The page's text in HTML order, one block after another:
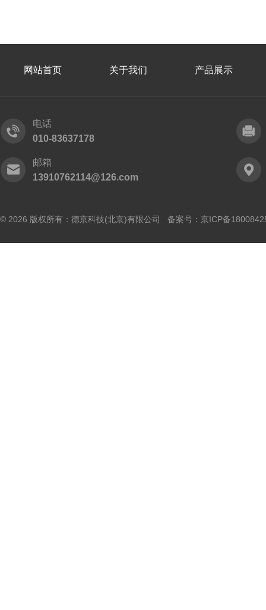
网站首页 关于我们 产品展示
电话
010-83637178
邮箱
13910762114@126.com
© 2026 版权所有：德京科技(北京)有限公司 备案号： 京ICP备